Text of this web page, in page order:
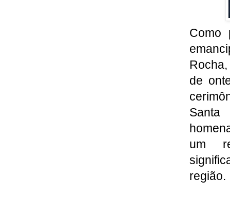
Como
de
Santa
um
região.